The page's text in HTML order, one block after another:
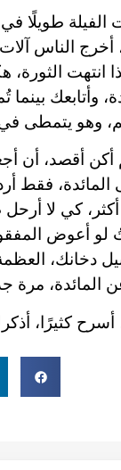
الفيلة طويلًا
أخرج الناس
انتهت
وأتابعك
وهو يتمطى في
أقصد، أن
المائدة،
كي لا
لو أعوض
دخانك،
المائدة، مرة
أسرح كثيرًا،